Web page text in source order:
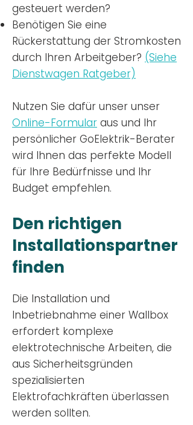
gesteuert werden?
Benötigen Sie eine
Rückerstattung der Stromkosten
durch Ihren Arbeitgeber? (Siehe
Dienstwagen Ratgeber)
Nutzen Sie dafür unser unser
Online-Formular aus und Ihr
persönlicher GoElektrik-Berater
wird Ihnen das perfekte Modell
für Ihre Bedürfnisse und Ihr
Budget empfehlen.
Den richtigen
Installationspartner
finden
Die Installation und
Inbetriebnahme einer Wallbox
erfordert komplexe
elektrotechnische Arbeiten, die
aus Sicherheitsgründen
spezialisierten
Elektrofachkräften überlassen
werden sollten.